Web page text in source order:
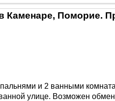
и 2 ванными
улице. Возможен